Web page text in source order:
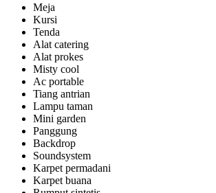
Meja
Kursi
Tenda
Alat catering
Alat prokes
Misty cool
Ac portable
Tiang antrian
Lampu taman
Mini garden
Panggung
Backdrop
Soundsystem
Karpet permadani
Karpet buana